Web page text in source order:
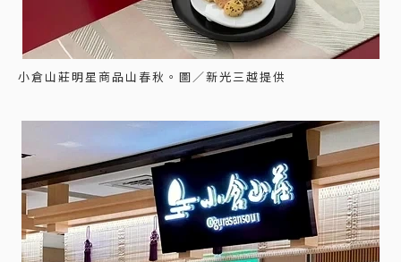
小倉山莊明星商品山春秋。圖／新光三越提供